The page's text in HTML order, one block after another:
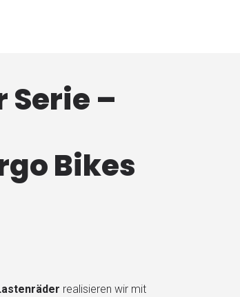
Serie –
Bikes
realisieren wir mit